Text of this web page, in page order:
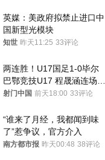
英媒：美政府拟禁止进口中
国新型光模块
知世 昨天11:25 33评论
两连胜！U17国足1-0毕尔
巴鄂竞技U17 程晟涵连场破
门
射门中国 前天18:00 33评论
“谁来了月经，我都闻到味
了”惹争议，官方介入
南方都市报 昨天00:48 38评论